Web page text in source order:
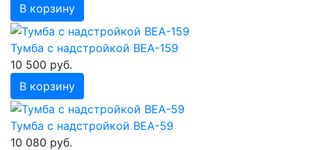
В корзину
Тумба с надстройкой ВЕА-159
10 500 руб.
В корзину
Тумба с надстройкой ВЕА-59
10 080 руб.